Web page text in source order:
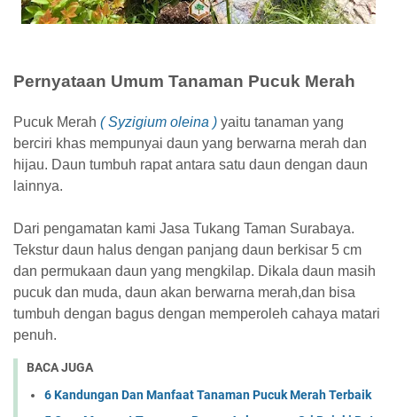
Pernyataan Umum Tanaman Pucuk Merah
Pucuk Merah ( Syzigium oleina ) yaitu tanaman yang
berciri khas mempunyai daun yang berwarna merah dan
hijau. Daun tumbuh rapat antara satu daun dengan daun
lainnya.
Dari pengamatan kami Jasa Tukang Taman Surabaya.
Tekstur daun halus dengan panjang daun berkisar 5 cm
dan permukaan daun yang mengkilap. Dikala daun masih
pucuk dan muda, daun akan berwarna merah,dan bisa
tumbuh dengan bagus dengan memperoleh cahaya matari
penuh.
BACA JUGA
6 Kandungan Dan Manfaat Tanaman Pucuk Merah Terbaik